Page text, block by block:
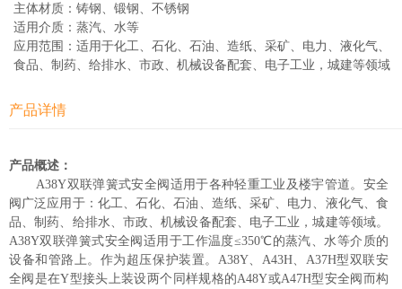
主体材质：铸钢、锻钢、不锈钢
适用介质：蒸汽、水等
应用范围：适用于化工、石化、石油、造纸、采矿、电力、液化气、
食品、制药、给排水、市政、机械设备配套、电子工业，城建等领域
产品详情
产品概述：
A38Y双联弹簧式安全阀适用于各种轻重工业及楼宇管道。安全
阀广泛应用于：化工、石化、石油、造纸、采矿、电力、液化气、食
品、制药、给排水、市政、机械设备配套、电子工业，城建等领域。
A38Y双联弹簧式安全阀适用于工作温度≤350℃的蒸汽、水等介质的
设备和管路上。作为超压保护装置。A38Y、A43H、A37H型双联安
全阀是在Y型接头上装设两个同样规格的A48Y或A47H型安全阀而构